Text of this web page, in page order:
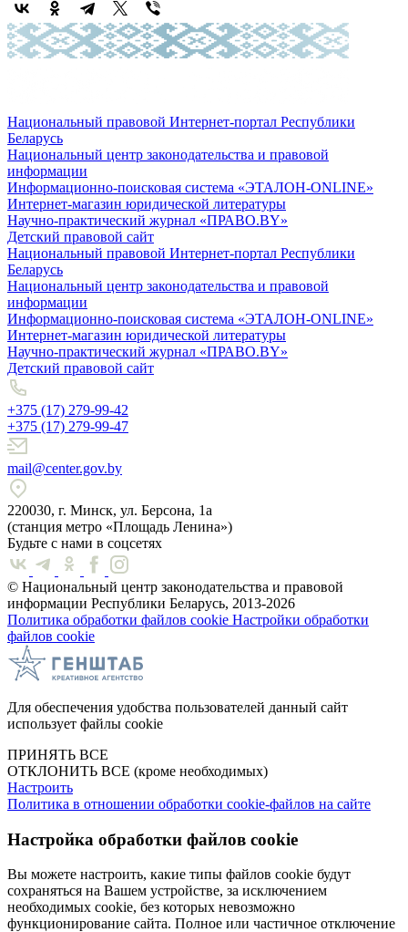
Национальный правовой Интернет-портал Республики
Беларусь
Национальный центр законодательства и правовой
информации
Информационно-поисковая система «ЭТАЛОН-ONLINE»
Интернет-магазин юридической литературы
Научно-практический журнал «ПРАВО.BY»
Детский правовой сайт
Национальный правовой Интернет-портал Республики
Беларусь
Национальный центр законодательства и правовой
информации
Информационно-поисковая система «ЭТАЛОН-ONLINE»
Интернет-магазин юридической литературы
Научно-практический журнал «ПРАВО.BY»
Детский правовой сайт
+375 (17) 279-99-42
+375 (17) 279-99-47
mail@center.gov.by
220030, г. Минск, ул. Берсона, 1а
(станция метро «Площадь Ленина»)
Будьте с нами в соцсетях
© Национальный центр законодательства и правовой
информации Республики Беларусь, 2013-2026
Политика обработки файлов cookie Настройки обработки
файлов cookie
Для обеспечения удобства пользователей данный сайт
использует файлы cookie
ПРИНЯТЬ ВСЕ
ОТКЛОНИТЬ ВСЕ (кроме необходимых)
Настроить
Политика в отношении обработки cookie-файлов на сайте
Настройка обработки файлов cookie
Вы можете настроить, какие типы файлов cookie будут
сохраняться на Вашем устройстве, за исключением
необходимых cookie, без которых невозможно
функционирование сайта. Полное или частичное отключение